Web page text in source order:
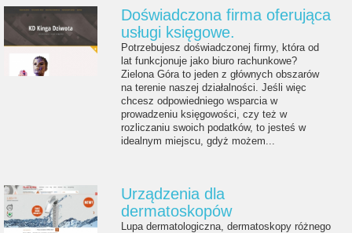
Doświadczona firma oferująca
usługi księgowe.
Potrzebujesz doświadczonej firmy, która od
lat funkcjonuje jako biuro rachunkowe?
Zielona Góra to jeden z głównych obszarów
na terenie naszej działalności. Jeśli więc
chcesz odpowiedniego wsparcia w
prowadzeniu księgowości, czy też w
rozliczaniu swoich podatków, to jesteś w
idealnym miejscu, gdyż możem...
Urządzenia dla
dermatoskopów
Lupa dermatologiczna, dermatoskopy różnego